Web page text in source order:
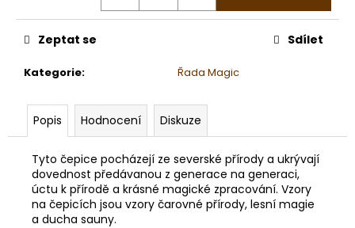
Kategorie: Řada Magic
Zeptat se Sdílet
Popis Hodnocení Diskuze
Tyto čepice pocházejí ze severské přírody a ukrývají
dovednost předávanou z generace na generaci,
úctu k přírodě a krásné magické zpracování. Vzory
na čepicích jsou vzory čarovné přírody, lesní magie
a ducha sauny.
e
m
e
KUBÉBOVÝ
BIO,
LITSEA
199
Kč